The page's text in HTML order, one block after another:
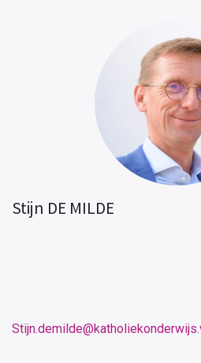
Stijn DE MILDE